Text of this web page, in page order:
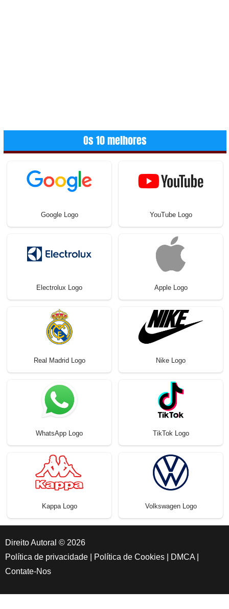
Os 10 melhores
Google Logo YouTube Logo
Electrolux Logo Apple Logo
Real Madrid Logo Nike Logo
WhatsApp Logo TikTok Logo
Kappa Logo Volkswagen Logo
Direito Autoral © 2026
Política de privacidade
Política de Cookies DMCA
Contate-Nos